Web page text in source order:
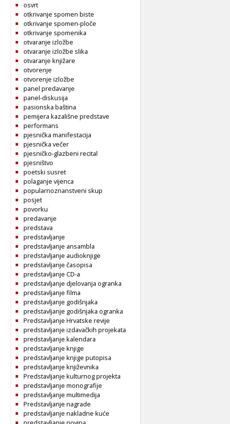
osvrt
otkrivanje spomen biste
otkrivanje spomen-ploče
otkrivanje spomenika
otvaranje izložbe
otvaranje izložbe slika
otvaranje knjižare
otvorenje
otvorenje izložbe
panel predavanje
panel-diskusija
pasionska baština
pemijera kazališne predstave
performans
pjesnička manifestacija
pjesnička večer
pjesničko-glazbeni recital
pjesništvo
poetski susret
polaganje vijenca
popularnoznanstveni skup
posjet
povorku
predavanje
predstava
predstavljanje
predstavljanje ansambla
predstavljanje audioknjige
predstavljanje časopisa
predstavljanje CD-a
predstavljanje djelovanja ogranka
predstavljanje filma
predstavljanje godišnjaka
predstavljanje godišnjaka ogranka
Predstavljanje Hrvatske revije
predstavljanje izdavačkih projekata
predstavljanje kalendara
predstavljanje knjige
predstavljanje knjige putopisa
predstavljanje književnika
Predstavljanje kulturnog projekta
predstavljanje monografije
predstavljanje multimedija
Predstavljanje nagrade
predstavljanje nakladne kuće